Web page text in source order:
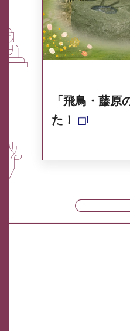
「飛鳥・藤
た！